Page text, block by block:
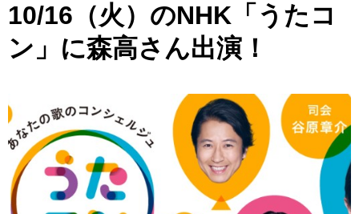
10/16（火）のNHK「うたコ
ン」に森高さん出演！